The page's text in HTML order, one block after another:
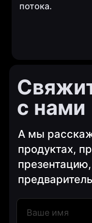
потока.
А мы
продуктах,
с нами
Carrot Titles
Аппаратное обеспечение
Будь в курсе
последних новостей и
событий
Нажимая на кнопку , я
персональных данных